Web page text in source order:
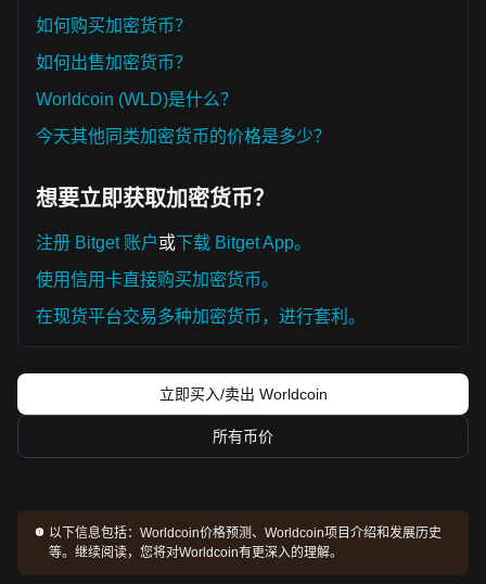
波动或横盘走势，但如果价格能够维持在
支撑之上，那么中期趋势有望从
如何购买加密货币？
如何出售加密货币？
Worldcoin (WLD)是什么？
今天其他同类加密货币的价格是多少？
想要立即获取加密货币？
注册 Bitget 账户或下载 Bitget App。
使用信用卡直接购买加密货币。
在现货平台交易多种加密货币，进行套利。
立即买入/卖出 Worldcoin
所有币价
以下信息包括：Worldcoin价格预测、Worldcoin项目介绍和发展历史
等。继续阅读，您将对Worldcoin有更深入的理解。